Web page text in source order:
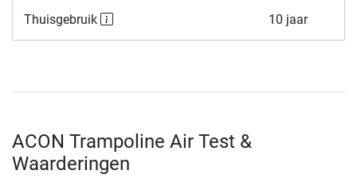
Thuisgebruik 10 jaar
ACON Trampoline Air Test &
Waarderingen